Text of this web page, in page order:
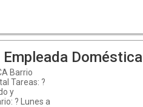
Doméstica
Barrio
Tareas: ?
y
? Lunes a